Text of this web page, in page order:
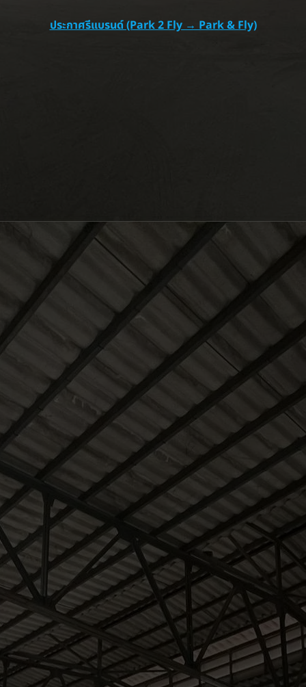
ประกาศรีแบรนด์ (Park 2 Fly → Park & Fly)